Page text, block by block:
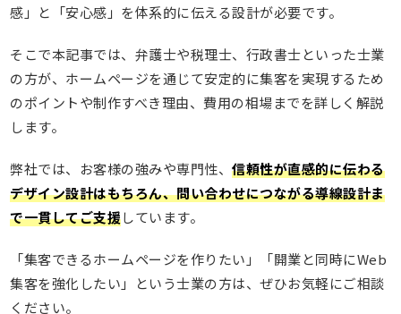
感」と「安心感」を体系的に伝える設計が必要です。
そこで本記事では、弁護士や税理士、行政書士といった士業
の方が、ホームページを通じて安定的に集客を実現するため
のポイントや制作すべき理由、費用の相場までを詳しく解説
します。
弊社では、お客様の強みや専門性、信頼性が直感的に伝わる
デザイン設計はもちろん、問い合わせにつながる導線設計ま
で一貫してご支援しています。
「集客できるホームページを作りたい」「開業と同時にWeb
集客を強化したい」という士業の方は、ぜひお気軽にご相談
ください。